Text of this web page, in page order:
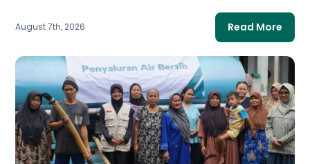
August 7th, 2026 Read More